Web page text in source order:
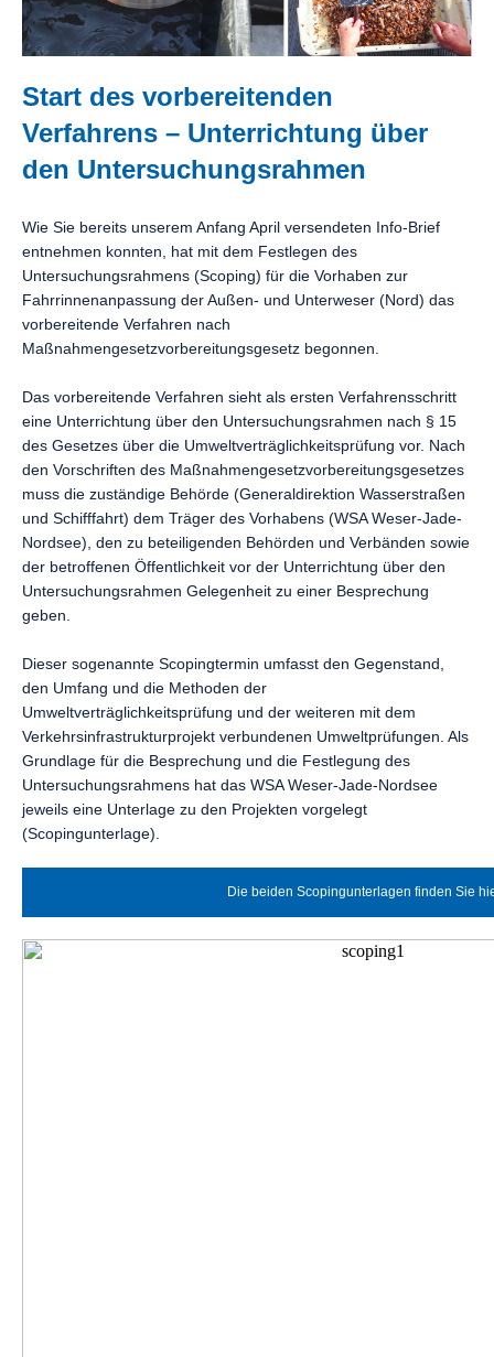
Start des vorbereitenden
Verfahrens – Unterrichtung über
den Untersuchungsrahmen
Wie Sie bereits unserem Anfang April versendeten Info-Brief
entnehmen konnten, hat mit dem Festlegen des
Untersuchungsrahmens (Scoping) für die Vorhaben zur
Fahrrinnenanpassung der Außen- und Unterweser (Nord) das
vorbereitende Verfahren nach
Maßnahmengesetzvorbereitungsgesetz begonnen.
Das vorbereitende Verfahren sieht als ersten Verfahrensschritt
eine Unterrichtung über den Untersuchungsrahmen nach § 15
des Gesetzes über die Umweltverträglichkeitsprüfung vor. Nach
den Vorschriften des Maßnahmengesetzvorbereitungsgesetzes
muss die zuständige Behörde (Generaldirektion Wasserstraßen
und Schifffahrt) dem Träger des Vorhabens (WSA Weser-Jade-
Nordsee), den zu beteiligenden Behörden und Verbänden sowie
der betroffenen Öffentlichkeit vor der Unterrichtung über den
Untersuchungsrahmen Gelegenheit zu einer Besprechung
geben.
Dieser sogenannte Scopingtermin umfasst den Gegenstand,
den Umfang und die Methoden der
Umweltverträglichkeitsprüfung und der weiteren mit dem
Verkehrsinfrastrukturprojekt verbundenen Umweltprüfungen. Als
Grundlage für die Besprechung und die Festlegung des
Untersuchungsrahmens hat das WSA Weser-Jade-Nordsee
jeweils eine Unterlage zu den Projekten vorgelegt
(Scopingunterlage).
Die beiden Scopingunterlagen finden Sie